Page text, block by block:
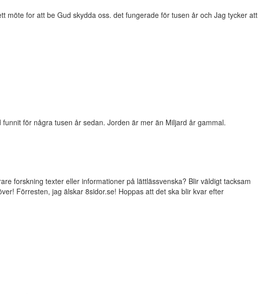
möte for att be Gud skydda oss. det fungerade för tusen år och Jag tycker att
för några tusen år sedan. Jorden är mer än Miljard år gammal.
forskning texter eller informationer på lättlässvenska? Blir väldigt tacksam
Förresten, jag älskar 8sidor.se! Hoppas att det ska blir kvar efter